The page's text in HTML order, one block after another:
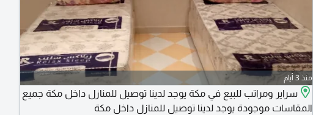
منذ 3 أيام
سراير ومراتب للبيع في مكة يوجد لدينا توصيل للمنازل داخل مكة جميع
المقاسات موجودة يوجد لدينا توصيل للمنازل داخل مكة